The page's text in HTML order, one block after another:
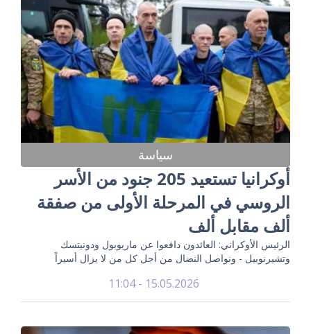
سياسة
أوكرانيا تستعيد 205 جنود من الأسر
الروسي في المرحلة الأولى من صفقة
ألف مقابل ألف
الرئيس الأوكراني: العائدون دافعوا عن ماريوبول ودونيتسك
وتشيرنوبيل - ونواصل النضال من أجل كل من لا يزال أسيراً
15.05.2026 - 11:04